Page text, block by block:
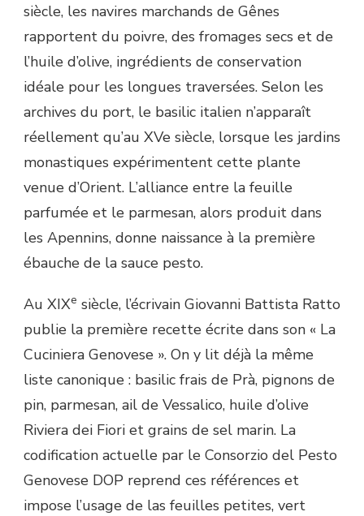
siècle, les navires marchands de Gênes
rapportent du poivre, des fromages secs et de
l’huile d’olive, ingrédients de conservation
idéale pour les longues traversées. Selon les
archives du port, le basilic italien n’apparaît
réellement qu’au XVe siècle, lorsque les jardins
monastiques expérimentent cette plante
venue d’Orient. L’alliance entre la feuille
parfumée et le parmesan, alors produit dans
les Apennins, donne naissance à la première
ébauche de la sauce pesto.
Au XIXe siècle, l’écrivain Giovanni Battista Ratto
publie la première recette écrite dans son « La
Cuciniera Genovese ». On y lit déjà la même
liste canonique : basilic frais de Prà, pignons de
pin, parmesan, ail de Vessalico, huile d’olive
Riviera dei Fiori et grains de sel marin. La
codification actuelle par le Consorzio del Pesto
Genovese DOP reprend ces références et
impose l’usage de las feuilles petites, vert